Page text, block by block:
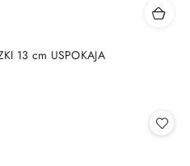
13 cm USPOKAJA